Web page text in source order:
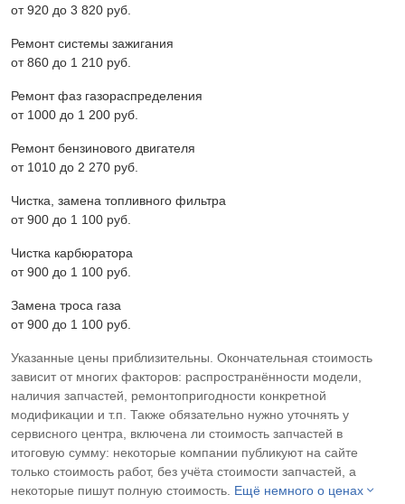
от 920 до 3 820 pyб.
Ремонт системы зажигания
от 860 до 1 210 pyб.
Ремонт фаз газораспределения
от 1000 до 1 200 pyб.
Ремонт бензинового двигателя
от 1010 до 2 270 pyб.
Чистка, замена топливного фильтра
от 900 до 1 100 pyб.
Чистка карбюратора
от 900 до 1 100 pyб.
Замена троса газа
от 900 до 1 100 pyб.
Указанные цены приблизительны. Окончательная стоимость
зависит от многих факторов: распространённости модели,
наличия запчастей, ремонтопригодности конкретной
модификации и т.п. Также обязательно нужно уточнять у
сервисного центра, включена ли стоимость запчастей в
итоговую сумму: некоторые компании публикуют на сайте
только стоимость работ, без учёта стоимости запчастей, а
некоторые пишут полную стоимость. Ещё немного о ценах